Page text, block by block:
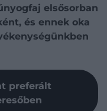
elsősorban
és ennek oka
preferált